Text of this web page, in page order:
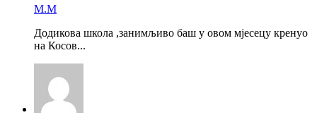
М.М
Додикова школа ,занимљиво баш у овом мјесецу кренуо
на Косов...